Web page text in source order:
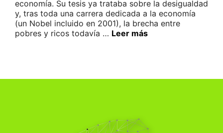
economía. Su tesis ya trataba sobre la desigualdad
y, tras toda una carrera dedicada a la economía
(un Nobel incluido en 2001), la brecha entre
pobres y ricos todavía … Leer más